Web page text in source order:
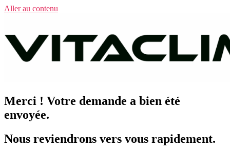
Aller au contenu
Merci ! Votre demande a bien été
envoyée.
Nous reviendrons vers vous rapidement.